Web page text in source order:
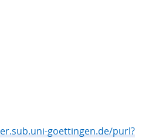
goettingen.de/purl?